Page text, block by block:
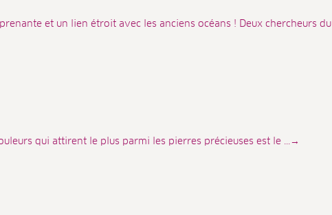
et un lien étroit avec les anciens océans ! Deux chercheurs du
qui attirent le plus parmi les pierres précieuses est le ...→